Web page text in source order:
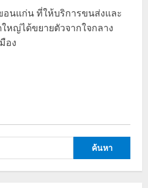
อนแก่น ที่ให้บริการขนส่งและ
หญ่ได้ขยายตัวจากใจกลาง
อง